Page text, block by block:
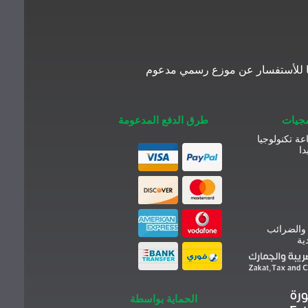
للأستفسار عن موزع رسمي مدعوم
تكنولوجيا
والضرائب
طرق الدفع المدعومة
الحماية بواسطة